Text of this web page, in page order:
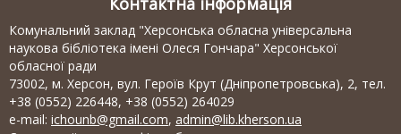
Комунальний заклад "Херсонська обласна універсальна
наукова бібліотека імені Олеся Гончара" Херсонської
обласної ради
73002, м. Херсон, вул. Героїв Крут (Дніпропетровська), 2, тел.
+38 (0552) 226448, +38 (0552) 264029
e-mail: ichounb@gmail.com, admin@lib.kherson.ua